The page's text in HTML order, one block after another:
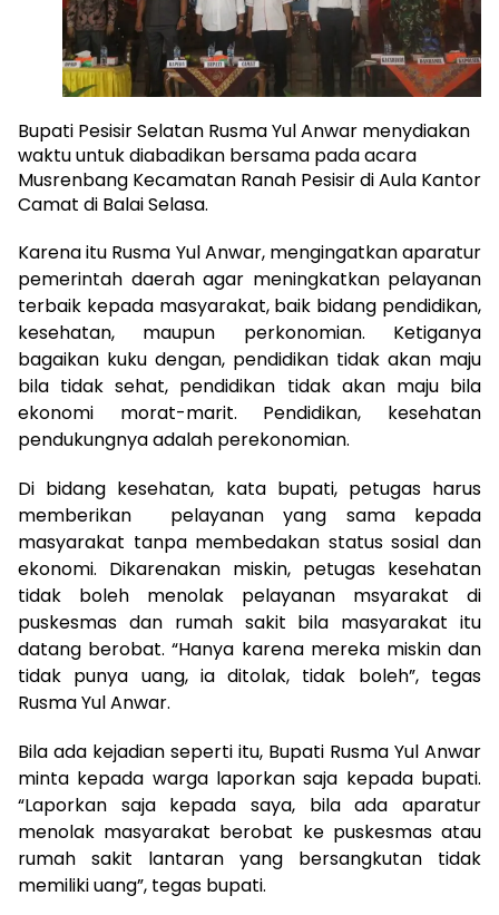
Bupati Pesisir Selatan Rusma Yul Anwar menydiakan
waktu untuk diabadikan bersama pada acara
Musrenbang Kecamatan Ranah Pesisir di Aula Kantor
Camat di Balai Selasa.
Karena itu Rusma Yul Anwar, mengingatkan aparatur
pemerintah daerah agar meningkatkan pelayanan
terbaik kepada masyarakat, baik bidang pendidikan,
kesehatan, maupun perkonomian. Ketiganya
bagaikan kuku dengan, pendidikan tidak akan maju
bila tidak sehat, pendidikan tidak akan maju bila
ekonomi morat-marit. Pendidikan, kesehatan
pendukungnya adalah perekonomian.
Di bidang kesehatan, kata bupati, petugas harus
memberikan pelayanan yang sama kepada
masyarakat tanpa membedakan status sosial dan
ekonomi. Dikarenakan miskin, petugas kesehatan
tidak boleh menolak pelayanan msyarakat di
puskesmas dan rumah sakit bila masyarakat itu
datang berobat. “Hanya karena mereka miskin dan
tidak punya uang, ia ditolak, tidak boleh”, tegas
Rusma Yul Anwar.
Bila ada kejadian seperti itu, Bupati Rusma Yul Anwar
minta kepada warga laporkan saja kepada bupati.
“Laporkan saja kepada saya, bila ada aparatur
menolak masyarakat berobat ke puskesmas atau
rumah sakit lantaran yang bersangkutan tidak
memiliki uang”, tegas bupati.